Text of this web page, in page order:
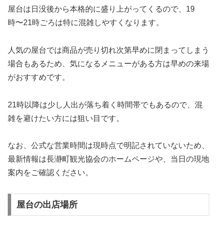
屋台は日没後から本格的に盛り上がってくるので、19
時〜21時ごろは特に混雑しやすくなります。
人気の屋台では商品が売り切れ次第早めに閉まってしまう
場合もあるため、気になるメニューがある方は早めの来場
がおすすめです。
21時以降は少し人出が落ち着く時間帯でもあるので、混
雑を避けたい方には狙い目です。
なお、公式な営業時間は現時点で明記されていないため、
最新情報は長瀞町観光協会のホームページや、当日の現地
案内をご確認ください。
屋台の出店場所